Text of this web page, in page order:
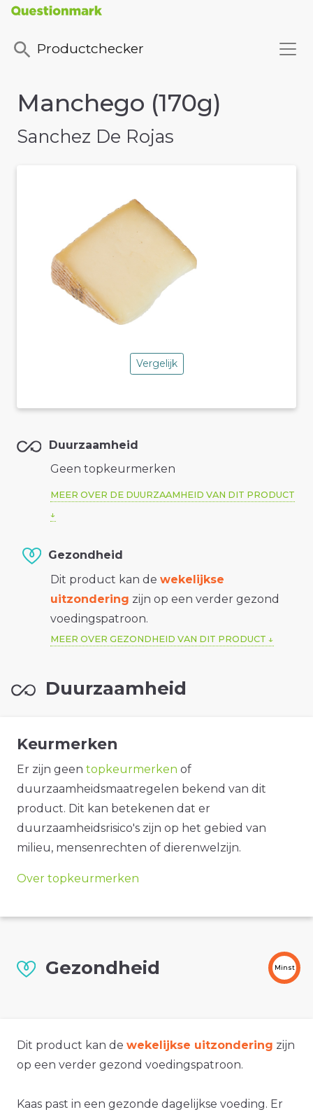
Productchecker
Manchego (170g)
Sanchez De Rojas
Vergelijk
Duurzaamheid
Geen topkeurmerken
MEER OVER DE DUURZAAMHEID VAN DIT PRODUCT
Gezondheid
Dit product kan de wekelijkse
uitzondering zijn op een verder gezond
voedingspatroon.
MEER OVER GEZONDHEID VAN DIT PRODUCT
Duurzaamheid
Keurmerken
Er zijn geen topkeurmerken of
duurzaamheidsmaatregelen bekend van dit
product. Dit kan betekenen dat er
duurzaamheidsrisico's zijn op het gebied van
milieu, mensenrechten of dierenwelzijn.
Over topkeurmerken
Gezondheid Minst
Dit product kan de wekelijkse uitzondering zijn
op een verder gezond voedingspatroon.
Kaas past in een gezonde dagelijkse voeding. Er